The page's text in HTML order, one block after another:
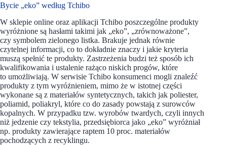
Bycie „eko” według Tchibo
W sklepie online oraz aplikacji Tchibo poszczególne produkty
wyróżnione są hasłami takimi jak „eko”, „zrównoważone”,
czy symbolem zielonego listka. Brakuje jednak równie
czytelnej informacji, co to dokładnie znaczy i jakie kryteria
muszą spełnić te produkty. Zastrzeżenia budzi też sposób ich
kwalifikowania i ustalenie rażąco niskich progów, które
to umożliwiają. W serwisie Tchibo konsumenci mogli znaleźć
produkty z tym wyróżnieniem, mimo że w istotnej części
wykonane są z materiałów syntetycznych, takich jak poliester,
poliamid, poliakryl, które co do zasady powstają z surowców
kopalnych. W przypadku tzw. wyrobów twardych, czyli innych
niż jedzenie czy tekstylia, przedsiębiorca jako „eko” wyróżniał
np. produkty zawierające raptem 10 proc. materiałów
pochodzących z recyklingu.